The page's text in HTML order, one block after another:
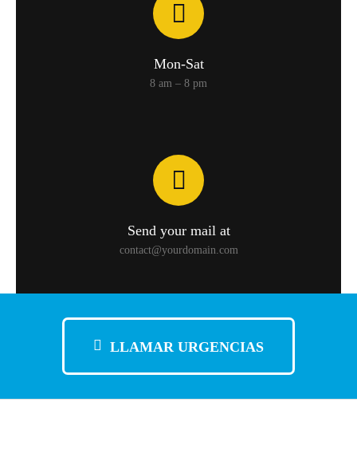
Mon-Sat
8 am – 8 pm
Send your mail at
contact@yourdomain.com
LLAMAR URGENCIAS